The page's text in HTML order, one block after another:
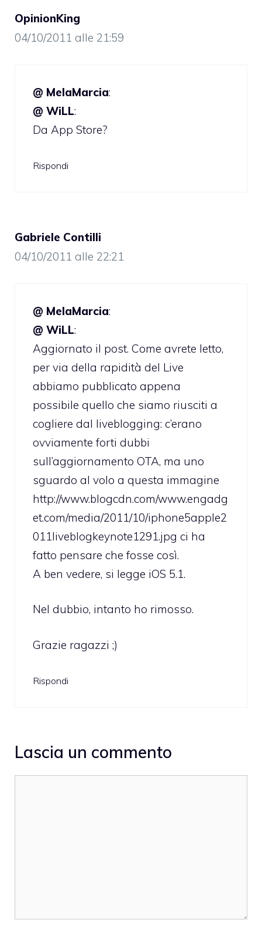
OpinionKing
04/10/2011 alle 21:59
@ MelaMarcia:
@ WiLL:
Da App Store?
Rispondi
Gabriele Contilli
04/10/2011 alle 22:21
@ MelaMarcia:
@ WiLL:
Aggiornato il post. Come avrete letto,
per via della rapidità del Live
abbiamo pubblicato appena
possibile quello che siamo riusciti a
cogliere dal liveblogging: c’erano
ovviamente forti dubbi
sull’aggiornamento OTA, ma uno
sguardo al volo a questa immagine
http://www.blogcdn.com/www.engadg
et.com/media/2011/10/iphone5apple2
011liveblogkeynote1291.jpg ci ha
fatto pensare che fosse così.
A ben vedere, si legge iOS 5.1.
Nel dubbio, intanto ho rimosso.
Grazie ragazzi ;)
Rispondi
Lascia un commento